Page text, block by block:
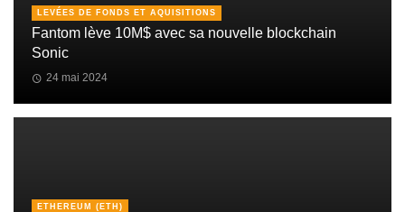
LEVÉES DE FONDS ET AQUISITIONS
Fantom lève 10M$ avec sa nouvelle blockchain
Sonic
24 mai 2024
ETHEREUM (ETH)